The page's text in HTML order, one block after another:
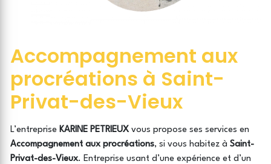
Accompagnement aux
procréations à Saint-
Privat-des-Vieux
L’entreprise KARINE PETRIEUXvous propose ses services en
Accompagnement aux procréations, si vous habitez à Saint-
Privat-des-Vieux. Entreprise usant d’une expérience et d’un